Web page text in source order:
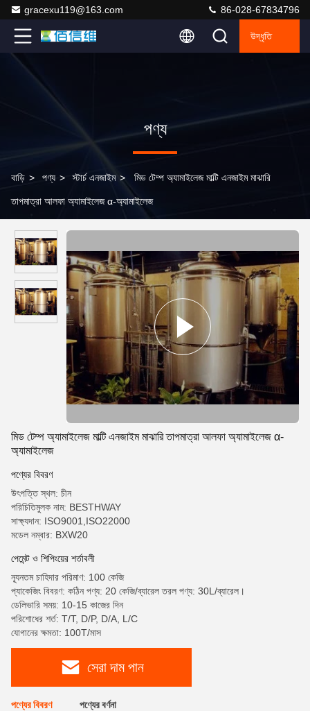
gracexu119@163.com 86-028-67834796
উদ্ধৃতি
পণ্য
বাড়ি > পণ্য > স্টার্চ এনজাইম > মিড টেম্প অ্যামাইলেজ মাল্টি এনজাইম মাঝারি
তাপমাত্রা আলফা অ্যামাইলেজ α-অ্যামাইলেজ
মিড টেম্প অ্যামাইলেজ মাল্টি এনজাইম মাঝারি তাপমাত্রা আলফা অ্যামাইলেজ α-
অ্যামাইলেজ
পণ্যের বিবরণ
উৎপত্তি স্থল: চীন
পরিচিতিমুলক নাম: BESTHWAY
সাক্ষ্যদান: ISO9001,ISO22000
মডেল নম্বার: BXW20
পেমেন্ট ও শিপিংয়ের শর্তাবলী
ন্যূনতম চাহিদার পরিমাণ: 100 কেজি
প্যাকেজিং বিবরণ: কঠিন পণ্য: 20 কেজি/ব্যারেল তরল পণ্য: 30L/ব্যারেল।
ডেলিভারি সময়: 10-15 কাজের দিন
পরিশোধের শর্ত: T/T, D/P, D/A, L/C
যোগানের ক্ষমতা: 100T/মাস
সেরা দাম পান
পণ্যের বিবরণ পণ্যের বর্ণনা